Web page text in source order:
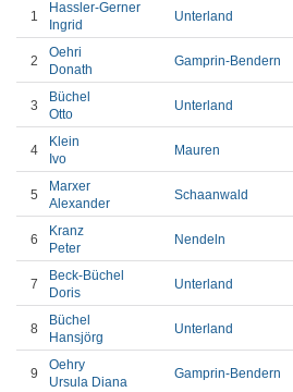
1
Hassler-Gerner
Ingrid
Unterland
2
Oehri
Donath
Gamprin-Bendern
3
Büchel
Otto
Unterland
4
Klein
Ivo
Mauren
5
Marxer
Alexander
Schaanwald
6
Kranz
Peter
Nendeln
7
Beck-Büchel
Doris
Unterland
8
Büchel
Hansjörg
Unterland
9
Oehry
Ursula Diana
Gamprin-Bendern